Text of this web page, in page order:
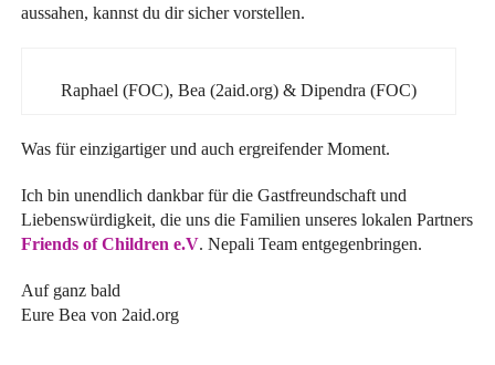
aussahen, kannst du dir sicher vorstellen.
Raphael (FOC), Bea (2aid.org) & Dipendra (FOC)
Was für einzigartiger und auch ergreifender Moment.
Ich bin unendlich dankbar für die Gastfreundschaft und
Liebenswürdigkeit, die uns die Familien unseres lokalen Partners
Friends of Children e.V. Nepali Team entgegenbringen.
Auf ganz bald
Eure Bea von 2aid.org